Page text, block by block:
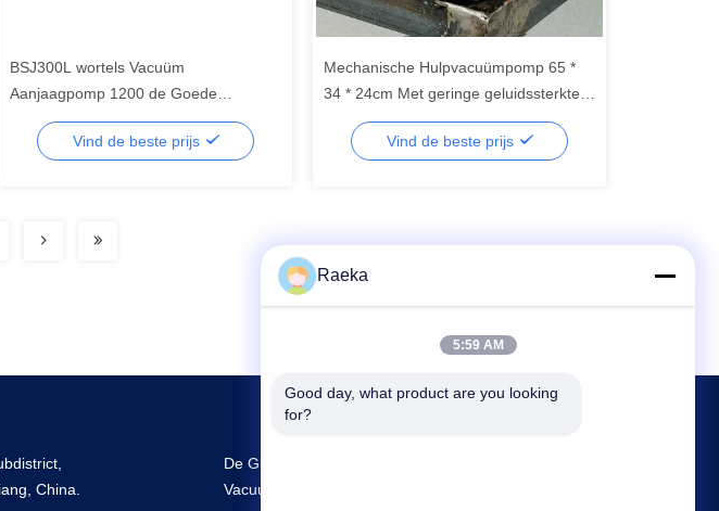
BSJ300L wortels Vacuüm
Aanjaagpomp 1200 de Goede
Geometrische Symmetrie van m ³ /h
3.7kW, vacuümpomp
Vind de beste prijs
Mechanische Hulpvacuümpomp 65 *
34 * 24cm Met geringe geluidssterkte
van de corrosieweerstand
Vind de beste prijs
China.
De Grootste R & D En Productie Rotary Vane
Vacuum Pump Leverancier In China
Raeka
5:59 AM
Good day, what product are you looking
for?